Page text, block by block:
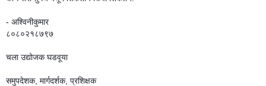
- अश्विनीकुमार
८०८०२१८७९७
चला उद्योजक घडवूया
समुपदेशक, मार्गदर्शक, प्रशिक्षक